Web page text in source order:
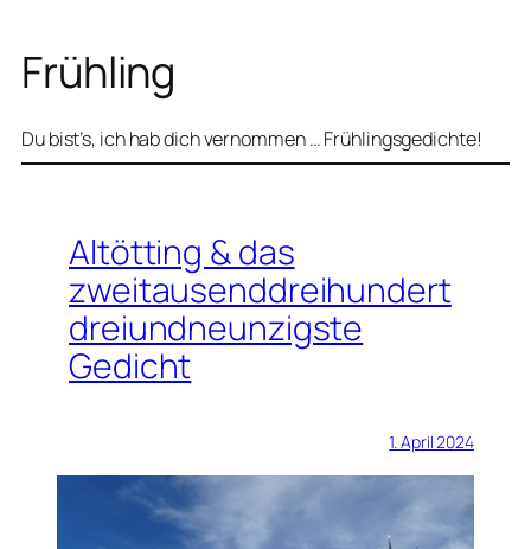
Frühling
Du bist’s, ich hab dich vernommen … Frühlingsgedichte!
Altötting & das
zweitausenddreihundert
dreiundneunzigste
Gedicht
1. April 2024